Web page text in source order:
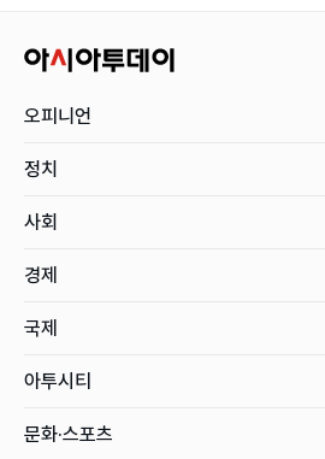
오피니언
정치
사회
경제
국제
아투시티
문화·스포츠